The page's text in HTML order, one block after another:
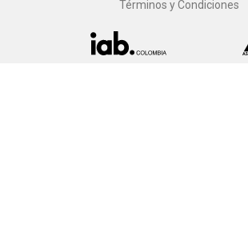
Términos y Condiciones